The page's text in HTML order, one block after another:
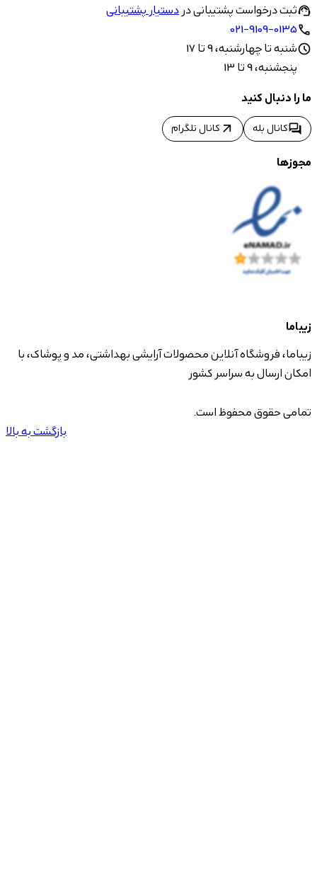
support_agentثبت درخواست پشتیبانی دردستیار پشتیبانی
call
021-9109-0135
scheduleشنبه تا چهارشنبه، 9 تا 17
پنجشنبه، 9 تا 13
ما را دنبال کنید
forumکانال بله arrow_outward کانال تلگرام
مجوزها
زیباما
زیباما، فروشگاه آنلاین محصولات آرایشی بهداشتی، مد و پوشاک، با
امکان ارسال به سراسر کشور
تمامی حقوق محفوظ است.
بازگشت به بالا